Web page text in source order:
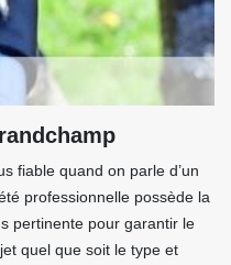
fiable quand on parle d’un
professionnelle possède la
pertinente pour garantir le
quel que soit le type et